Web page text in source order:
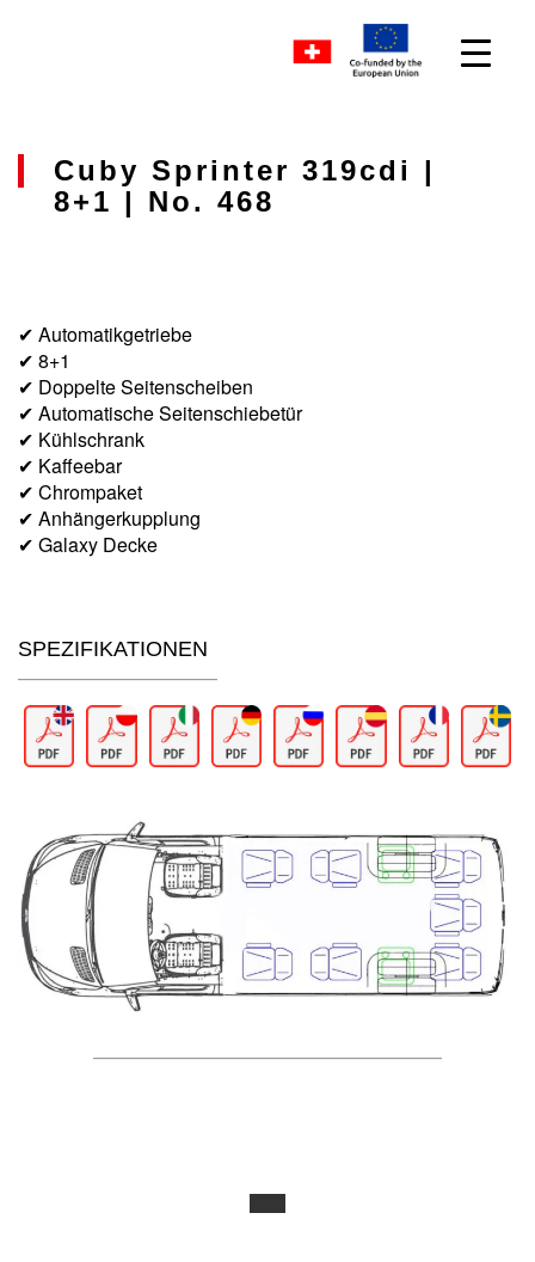
Cuby Sprinter 319cdi |
8+1 | No. 468
✔ Automatikgetriebe
✔ 8+1
✔ Doppelte Seitenscheiben
✔ Automatische Seitenschiebetür
✔ Kühlschrank
✔ Kaffeebar
✔ Chrompaket
✔ Anhängerkupplung
✔ Galaxy Decke
SPEZIFIKATIONEN